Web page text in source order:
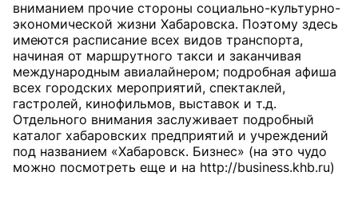
вниманием прочие стороны социально-культурно-
экономической жизни Хабаровска. Поэтому здесь
имеются расписание всех видов транспорта,
начиная от маршрутного такси и заканчивая
международным авиалайнером; подробная афиша
всех городских мероприятий, спектаклей,
гастролей, кинофильмов, выставок и т.д.
Отдельного внимания заслуживает подробный
каталог хабаровских предприятий и учреждений
под названием «Хабаровск. Бизнес» (на это чудо
можно посмотреть еще и на http://business.khb.ru)